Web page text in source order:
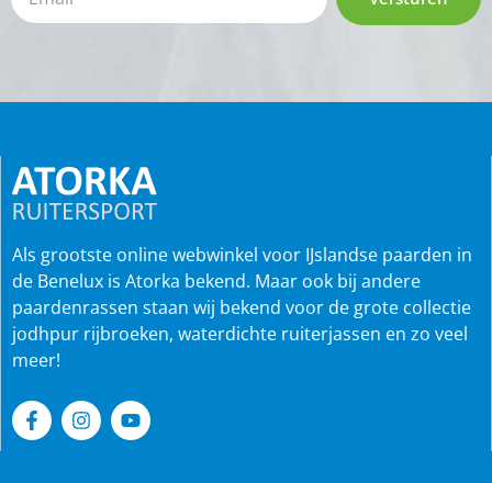
Als grootste online webwinkel voor IJslandse paarden in
de Benelux is Atorka bekend. Maar ook bij andere
paardenrassen staan wij bekend voor de grote collectie
jodhpur rijbroeken, waterdichte ruiterjassen en zo veel
meer!